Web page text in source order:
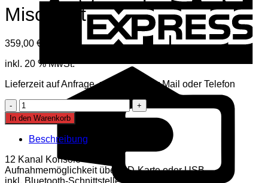
Mischpult
359,00 €
inkl. 20 % MwSt.
Lieferzeit auf Anfrage, mehr Infos per Mail oder Telefon
Studiomaster
Club
XS12+
Mischpult
In den Warenkorb
Beschreibung
12 Kanal Konsole
Aufnahmemöglichkeit über SD-Karte oder USB